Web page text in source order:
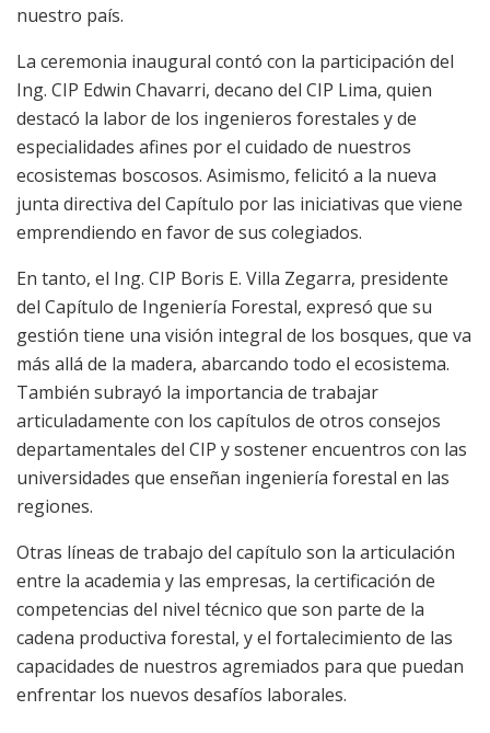
nuestro país.
La ceremonia inaugural contó con la participación del
Ing. CIP Edwin Chavarri, decano del CIP Lima, quien
destacó la labor de los ingenieros forestales y de
especialidades afines por el cuidado de nuestros
ecosistemas boscosos. Asimismo, felicitó a la nueva
junta directiva del Capítulo por las iniciativas que viene
emprendiendo en favor de sus colegiados.
En tanto, el Ing. CIP Boris E. Villa Zegarra, presidente
del Capítulo de Ingeniería Forestal, expresó que su
gestión tiene una visión integral de los bosques, que va
más allá de la madera, abarcando todo el ecosistema.
También subrayó la importancia de trabajar
articuladamente con los capítulos de otros consejos
departamentales del CIP y sostener encuentros con las
universidades que enseñan ingeniería forestal en las
regiones.
Otras líneas de trabajo del capítulo son la articulación
entre la academia y las empresas, la certificación de
competencias del nivel técnico que son parte de la
cadena productiva forestal, y el fortalecimiento de las
capacidades de nuestros agremiados para que puedan
enfrentar los nuevos desafíos laborales.